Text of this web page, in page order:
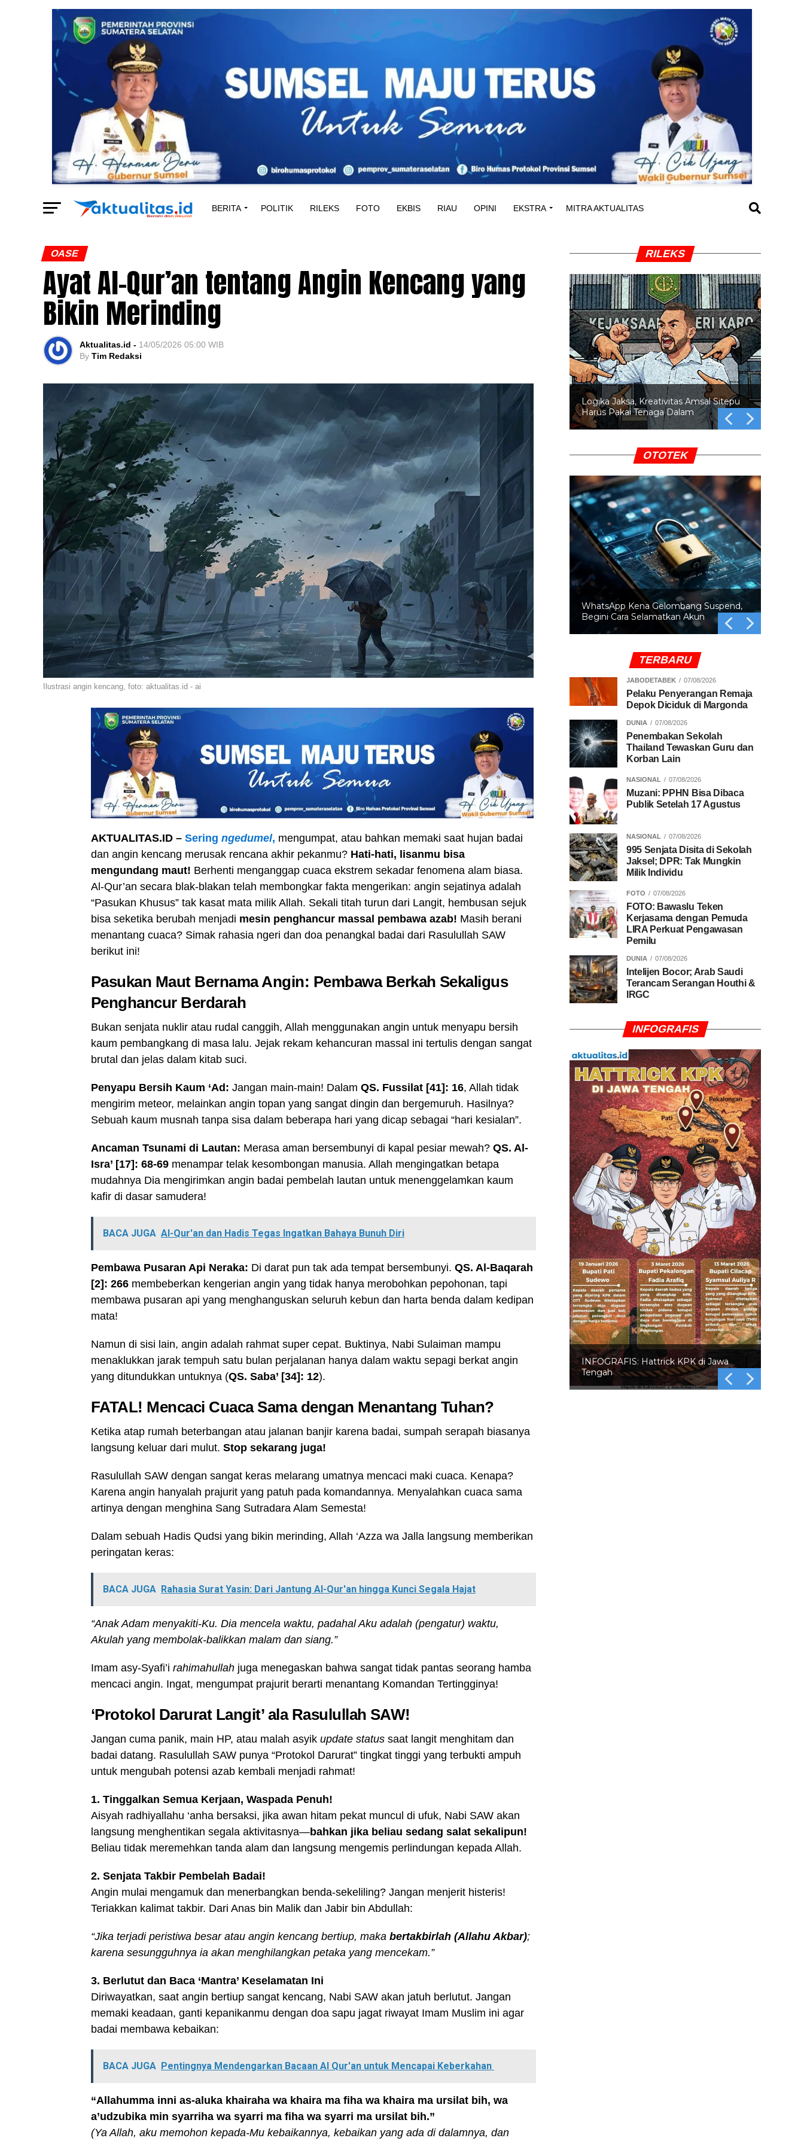
BERITA POLITIK RILEKS FOTO EKBIS RIAU OPINI EKSTRA MITRA AKTUALITAS
OASE
Ayat Al-Qur’an tentang Angin Kencang yang
Bikin Merinding
Aktualitas.id - 14/05/2026 05:00 WIB
By Tim Redaksi
Ilustrasi angin kencang, foto: aktualitas.id - ai
AKTUALITAS.ID – Sering ngedumel, mengumpat, atau bahkan memaki saat hujan badai
dan angin kencang merusak rencana akhir pekanmu? Hati-hati, lisanmu bisa
mengundang maut! Berhenti menganggap cuaca ekstrem sekadar fenomena alam biasa.
Al-Qur’an secara blak-blakan telah membongkar fakta mengerikan: angin sejatinya adalah
“Pasukan Khusus” tak kasat mata milik Allah. Sekali titah turun dari Langit, hembusan sejuk
bisa seketika berubah menjadi mesin penghancur massal pembawa azab! Masih berani
menantang cuaca? Simak rahasia ngeri dan doa penangkal badai dari Rasulullah SAW
berikut ini!
Pasukan Maut Bernama Angin: Pembawa Berkah Sekaligus
Penghancur Berdarah
Bukan senjata nuklir atau rudal canggih, Allah menggunakan angin untuk menyapu bersih
kaum pembangkang di masa lalu. Jejak rekam kehancuran massal ini tertulis dengan sangat
brutal dan jelas dalam kitab suci.
Penyapu Bersih Kaum ‘Ad: Jangan main-main! Dalam QS. Fussilat [41]: 16, Allah tidak
mengirim meteor, melainkan angin topan yang sangat dingin dan bergemuruh. Hasilnya?
Sebuah kaum musnah tanpa sisa dalam beberapa hari yang dicap sebagai “hari kesialan”.
Ancaman Tsunami di Lautan: Merasa aman bersembunyi di kapal pesiar mewah? QS. Al-
Isra’ [17]: 68-69 menampar telak kesombongan manusia. Allah mengingatkan betapa
mudahnya Dia mengirimkan angin badai pembelah lautan untuk menenggelamkan kaum
kafir di dasar samudera!
BACA JUGA Al-Qur'an dan Hadis Tegas Ingatkan Bahaya Bunuh Diri
Pembawa Pusaran Api Neraka: Di darat pun tak ada tempat bersembunyi. QS. Al-Baqarah
[2]: 266 membeberkan kengerian angin yang tidak hanya merobohkan pepohonan, tapi
membawa pusaran api yang menghanguskan seluruh kebun dan harta benda dalam kedipan
mata!
Namun di sisi lain, angin adalah rahmat super cepat. Buktinya, Nabi Sulaiman mampu
menaklukkan jarak tempuh satu bulan perjalanan hanya dalam waktu sepagi berkat angin
yang ditundukkan untuknya (QS. Saba’ [34]: 12).
FATAL! Mencaci Cuaca Sama dengan Menantang Tuhan?
Ketika atap rumah beterbangan atau jalanan banjir karena badai, sumpah serapah biasanya
langsung keluar dari mulut. Stop sekarang juga!
Rasulullah SAW dengan sangat keras melarang umatnya mencaci maki cuaca. Kenapa?
Karena angin hanyalah prajurit yang patuh pada komandannya. Menyalahkan cuaca sama
artinya dengan menghina Sang Sutradara Alam Semesta!
Dalam sebuah Hadis Qudsi yang bikin merinding, Allah ‘Azza wa Jalla langsung memberikan
peringatan keras:
BACA JUGA Rahasia Surat Yasin: Dari Jantung Al-Qur'an hingga Kunci Segala Hajat
“Anak Adam menyakiti-Ku. Dia mencela waktu, padahal Aku adalah (pengatur) waktu,
Akulah yang membolak-balikkan malam dan siang.”
Imam asy-Syafi’i rahimahullah juga menegaskan bahwa sangat tidak pantas seorang hamba
mencaci angin. Ingat, mengumpat prajurit berarti menantang Komandan Tertingginya!
‘Protokol Darurat Langit’ ala Rasulullah SAW!
Jangan cuma panik, main HP, atau malah asyik update status saat langit menghitam dan
badai datang. Rasulullah SAW punya “Protokol Darurat” tingkat tinggi yang terbukti ampuh
untuk mengubah potensi azab kembali menjadi rahmat!
1. Tinggalkan Semua Kerjaan, Waspada Penuh!
Aisyah radhiyallahu ‘anha bersaksi, jika awan hitam pekat muncul di ufuk, Nabi SAW akan
langsung menghentikan segala aktivitasnya—bahkan jika beliau sedang salat sekalipun!
Beliau tidak meremehkan tanda alam dan langsung mengemis perlindungan kepada Allah.
2. Senjata Takbir Pembelah Badai!
Angin mulai mengamuk dan menerbangkan benda-sekeliling? Jangan menjerit histeris!
Teriakkan kalimat takbir. Dari Anas bin Malik dan Jabir bin Abdullah:
“Jika terjadi peristiwa besar atau angin kencang bertiup, maka bertakbirlah (Allahu Akbar);
karena sesungguhnya ia akan menghilangkan petaka yang mencekam.”
3. Berlutut dan Baca ‘Mantra’ Keselamatan Ini
Diriwayatkan, saat angin bertiup sangat kencang, Nabi SAW akan jatuh berlutut. Jangan
memaki keadaan, ganti kepanikanmu dengan doa sapu jagat riwayat Imam Muslim ini agar
badai membawa kebaikan:
BACA JUGA Pentingnya Mendengarkan Bacaan Al Qur'an untuk Mencapai Keberkahan
“Allahumma inni as-aluka khairaha wa khaira ma fiha wa khaira ma ursilat bih, wa
a’udzubika min syarriha wa syarri ma fiha wa syarri ma ursilat bih.”
(Ya Allah, aku memohon kepada-Mu kebaikannya, kebaikan yang ada di dalamnya, dan
RILEKS
Logika Jaksa, Kreativitas Amsal Sitepu
Harus Pakai Tenaga Dalam
OTOTEK
WhatsApp Kena Gelombang Suspend,
Begini Cara Selamatkan Akun
TERBARU
JABODETABEK 07/08/2026
Pelaku Penyerangan Remaja
Depok Diciduk di Margonda
DUNIA 07/08/2026
Penembakan Sekolah
Thailand Tewaskan Guru dan
Korban Lain
NASIONAL 07/08/2026
Muzani: PPHN Bisa Dibaca
Publik Setelah 17 Agustus
NASIONAL 07/08/2026
995 Senjata Disita di Sekolah
Jaksel; DPR: Tak Mungkin
Milik Individu
FOTO 07/08/2026
FOTO: Bawaslu Teken
Kerjasama dengan Pemuda
LIRA Perkuat Pengawasan
Pemilu
DUNIA 07/08/2026
Intelijen Bocor; Arab Saudi
Terancam Serangan Houthi &
IRGC
INFOGRAFIS
INFOGRAFIS: 5 Anggota DPR
Dinonaktifkan